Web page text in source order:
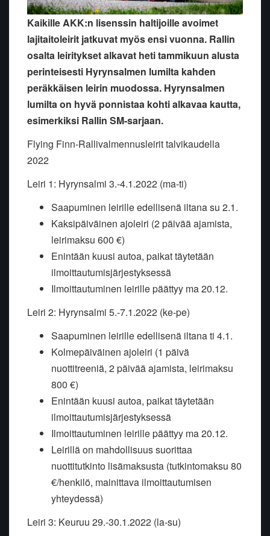
Kaikille AKK:n lisenssin haltijoille avoimet
lajitaitoleirit jatkuvat myös ensi vuonna. Rallin
osalta leiritykset alkavat heti tammikuun alusta
perinteisesti Hyrynsalmen lumilta kahden
peräkkäisen leirin muodossa. Hyrynsalmen
lumilta on hyvä ponnistaa kohti alkavaa kautta,
esimerkiksi Rallin SM-sarjaan.
Flying Finn-Rallivalmennusleirit talvikaudella
2022
Leiri 1: Hyrynsalmi 3.-4.1.2022 (ma-ti)
Saapuminen leirille edellisenä iltana su 2.1.
Kaksipäiväinen ajoleiri (2 päivää ajamista,
leirimaksu 600 €)
Enintään kuusi autoa, paikat täytetään
ilmoittautumisjärjestyksessä
Ilmoittautuminen leirille päättyy ma 20.12.
Leiri 2: Hyrynsalmi 5.-7.1.2022 (ke-pe)
Saapuminen leirille edellisenä iltana ti 4.1.
Kolmepäiväinen ajoleiri (1 päivä
nuottitreeniä, 2 päivää ajamista, leirimaksu
800 €)
Enintään kuusi autoa, paikat täytetään
ilmoittautumisjärjestyksessä
Ilmoittautuminen leirille päättyy ma 20.12.
Leirillä on mahdollisuus suorittaa
nuottitutkinto lisämaksusta (tutkintomaksu 80
€/henkilö, mainittava ilmoittautumisen
yhteydessä)
Leiri 3: Keuruu 29.-30.1.2022 (la-su)